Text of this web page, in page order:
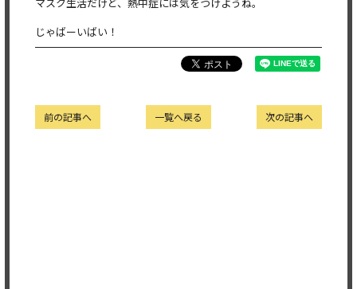
じゃばーいばい！
次の記事へ
一覧へ戻る
前の記事へ